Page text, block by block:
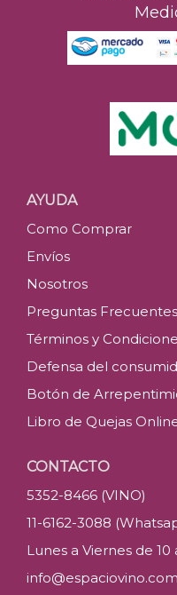
AYUDA
Como Comprar
Envíos
Nosotros
Preguntas Frecuentes
Términos y
Defensa del
Botón de
Libro de Quejas
CONTACTO
5352-8466 (VINO)
11-6162-3088
Lunes a Viernes de 10